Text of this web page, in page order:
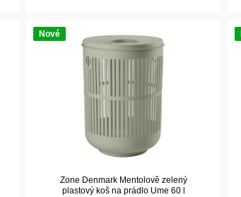
Nové
Zone Denmark Mentolově zelený
plastový koš na prádlo Ume 60 l